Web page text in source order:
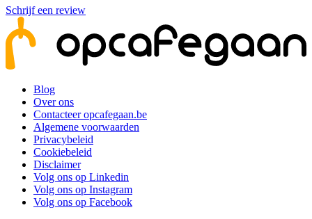
Schrijf een review
Blog
Over ons
Contacteer opcafegaan.be
Algemene voorwaarden
Privacybeleid
Cookiebeleid
Disclaimer
Volg ons op Linkedin
Volg ons op Instagram
Volg ons op Facebook